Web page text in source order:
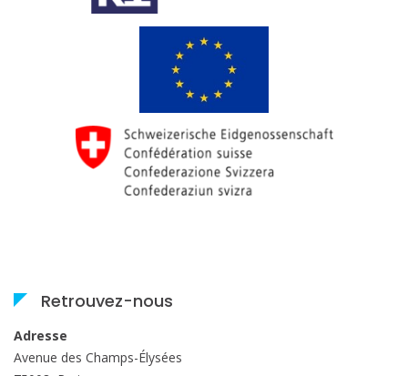
Retrouvez-nous
Adresse
Avenue des Champs-Élysées